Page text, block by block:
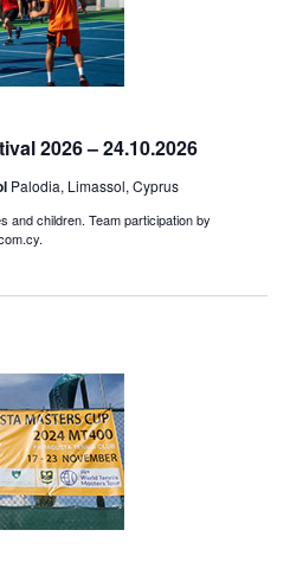
2026 – 24.10.2026
Palodia, Limassol, Cyprus
and children. Team participation by